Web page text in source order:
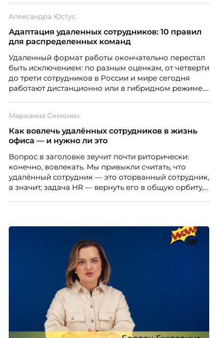
Александра Юстус
Адаптация удаленных сотрудников: 10 правил
для распределенных команд
Удаленный формат работы окончательно перестал
быть исключением: по разным оценкам, от четверти
до трети сотрудников в России и мире сегодня
работают дистанционно или в гибридном режиме.
адаптация во многом происходит сама собой, то на
расстоянии она требует осознанного
проектирования — иначе компания рискует
Марианна Симонян
Как вовлечь удалённых сотрудников в жизнь
офиса — и нужно ли это
Вопрос в заголовке звучит почти риторически:
конечно, вовлекать. Мы привыкли считать, что
удалённый сотрудник — это оторванный сотрудник,
а значит, задача HR — вернуть его в общую орбиту,
факте: данные говорят ровно обратное тому, что
подсказывает интуиция. Автор свежего выпуска
Марианна Симонян — HR Tech лидер, эксперт по
People Analytics, приглашённый лектор НИУ ВШЭ и
МИФИ, автор книги «Дао женской карьеры».